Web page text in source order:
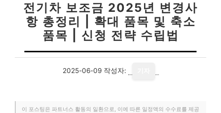
전기차 보조금 2025년 변경사
항 총정리 | 확대 품목 및 축소
품목 | 신청 전략 수립법
2025-06-09 작성자:
이 포스팅은 파트너스 활동의 일환으로, 이에 따른 일정액의 수수료를 제공